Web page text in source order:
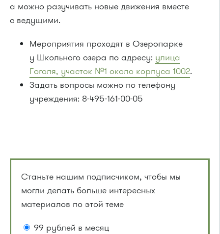
а можно разучивать новые движения вместе
с ведущими.
Мероприятия проходят в Озеропарке
у Школьного озера по адресу: улица
Гоголя, участок №1 около корпуса 1002.
Задать вопросы можно по телефону
учреждения: 8-495-161-00-05
Станьте нашим подписчиком, чтобы мы
могли делать больше интересных
материалов по этой теме
99 рублей в месяц